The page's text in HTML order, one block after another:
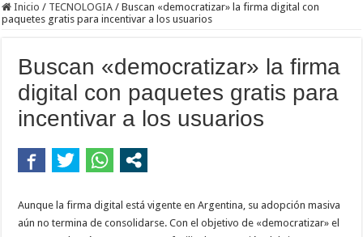
Inicio / TECNOLOGIA / Buscan «democratizar» la firma digital con
paquetes gratis para incentivar a los usuarios
Buscan «democratizar» la firma
digital con paquetes gratis para
incentivar a los usuarios
Aunque la firma digital está vigente en Argentina, su adopción masiva
aún no termina de consolidarse. Con el objetivo de «democratizar» el